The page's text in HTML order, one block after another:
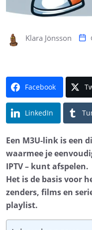
Klara Jönsson
Facebook
LinkedIn
Een M3U-link is een
waarmee je
IPTV – kunt afspelen.
Het is de basis voor
zenders, films en
playlist.